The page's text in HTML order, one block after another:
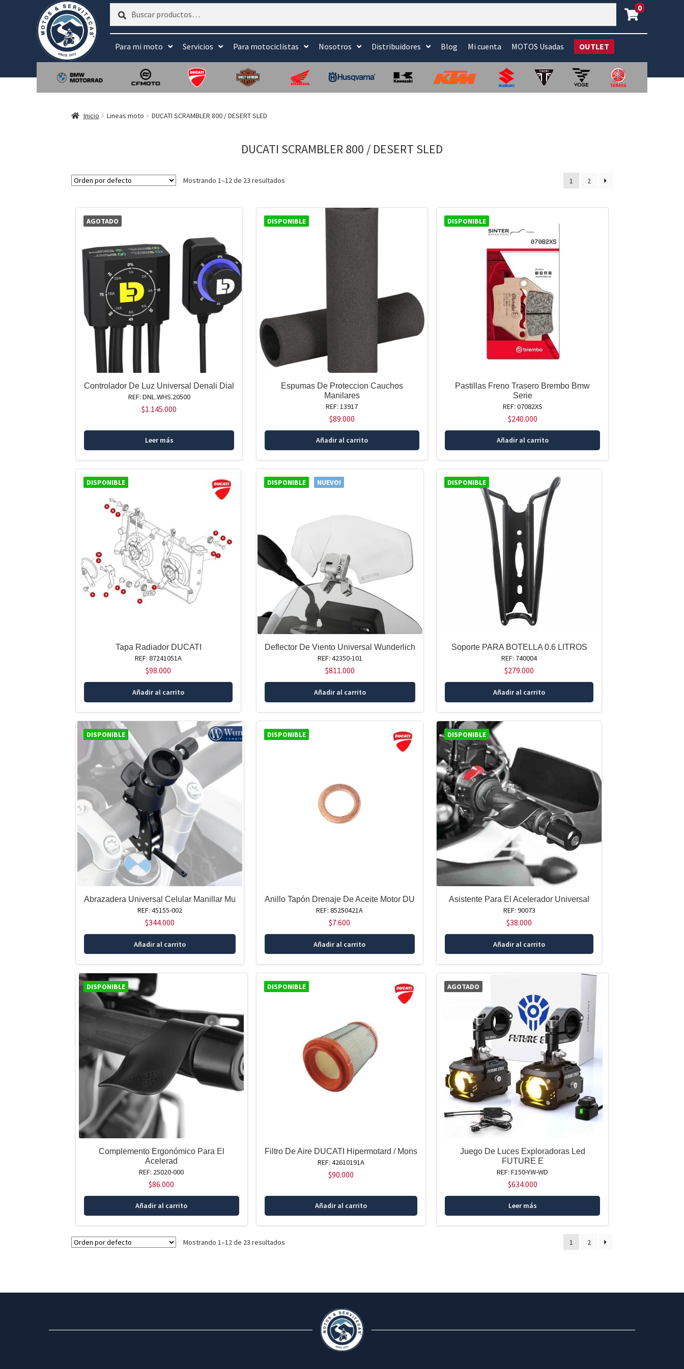
Buscar
Buscar 0
Para mi moto Servicios Para motociclistas Nosotros Distribuidores Blog Mi cuenta MOTOS Usadas OUTLET
Inicio Lineas moto DUCATI SCRAMBLER 800 / DESERT SLED
DUCATI SCRAMBLER 800 / DESERT SLED
Mostrando 1–12 de 23 resultados 1 2
AGOTADO
Controlador De Luz Universal Denali Dial
REF: DNL.WHS.20500
$1.145.000
Leer más
DISPONIBLE
Espumas De Proteccion Cauchos
Manilares
REF: 13917
$89.000
Añadir al carrito
DISPONIBLE
Pastillas Freno Trasero Brembo Bmw
Serie
REF: 07082XS
$240.000
Añadir al carrito
DISPONIBLE
Tapa Radiador DUCATI
REF: 87241051A
$98.000
Añadir al carrito
DISPONIBLE NUEVO!
Deflector De Viento Universal Wunderlich
REF: 42350-101
$811.000
Añadir al carrito
DISPONIBLE
Soporte PARA BOTELLA 0.6 LITROS
REF: 740004
$279.000
Añadir al carrito
DISPONIBLE
Abrazadera Universal Celular Manillar Mu
REF: 45155-002
$344.000
Añadir al carrito
DISPONIBLE
Anillo Tapón Drenaje De Aceite Motor DU
REF: 85250421A
$7.600
Añadir al carrito
DISPONIBLE
Asistente Para El Acelerador Universal
REF: 90073
$38.000
Añadir al carrito
DISPONIBLE
Complemento Ergonómico Para El
Acelerad
REF: 25020-000
$86.000
Añadir al carrito
DISPONIBLE
Filtro De Aire DUCATI Hipermotard / Mons
REF: 42610191A
$90.000
Añadir al carrito
AGOTADO
Juego De Luces Exploradoras Led
FUTURE E
REF: F150-YW-WD
$634.000
Leer más
Mostrando 1–12 de 23 resultados 1 2